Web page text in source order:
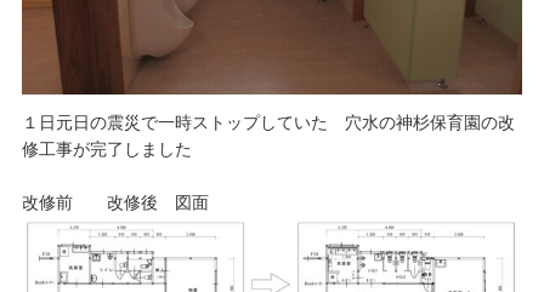
１日元日の震災で一時ストップしていた 穴水の神杉保育園の改
修工事が完了しました
改修前 改修後 図面